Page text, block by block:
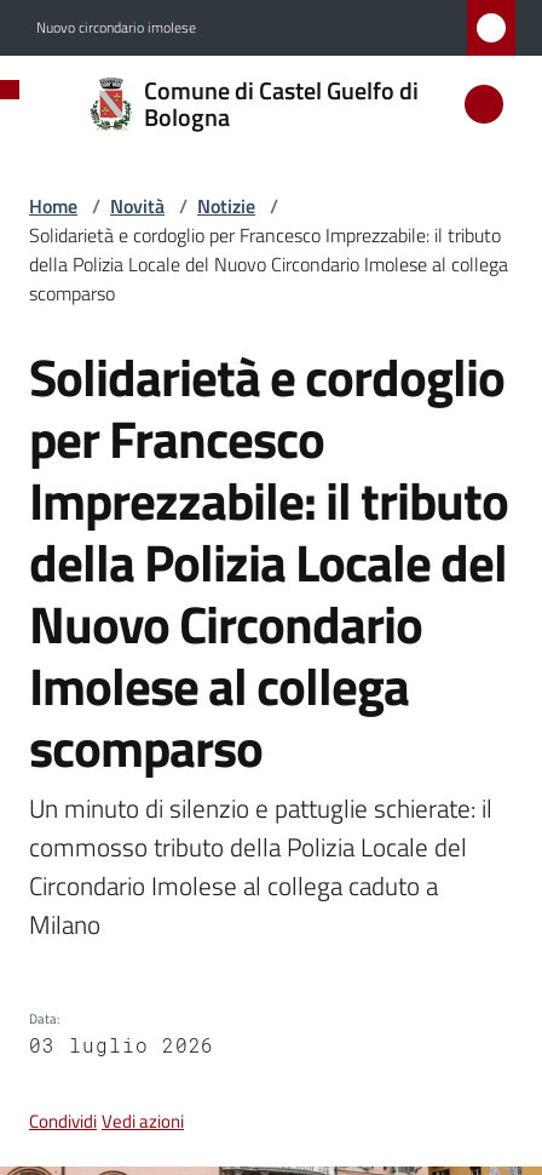
Nuovo circondario imolese
Comune di Castel Guelfo di
Bologna
Comune
di
Guelfo
di
Bologna
Amministrazione
Novità
Menu selezionato
Vivere
Castel
Servizi
online
Tutti
gli
Home / Novità / Notizie /
Solidarietà e cordoglio per Francesco Imprezzabile: il tributo
della Polizia Locale del Nuovo Circondario Imolese al collega
scomparso
Salta al contenuto
Solidarietà e cordoglio
per Francesco
Imprezzabile: il tributo
della Polizia Locale del
Nuovo Circondario
Imolese al collega
scomparso
Un minuto di silenzio e pattuglie schierate: il
commosso tributo della Polizia Locale del
Circondario Imolese al collega caduto a
Milano
Data:
03 luglio 2026
CondividiVedi azioni